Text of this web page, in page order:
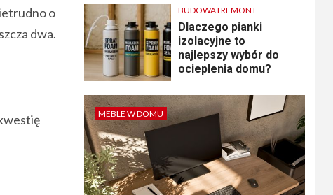
o
dwa.
BUDOWA I REMONT
Dlaczego pianki
izolacyjne to
najlepszy wybór do
ocieplenia domu?
MEBLE W DOMU